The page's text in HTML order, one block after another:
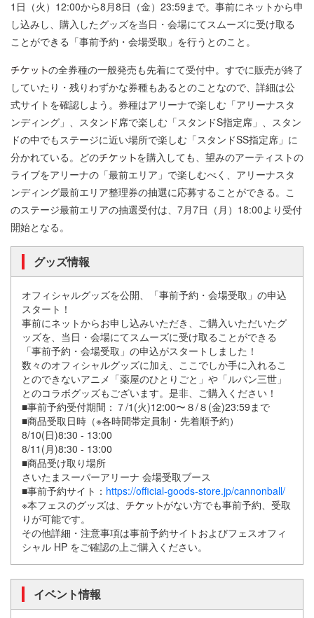
1⽇（⽕）12:00から8⽉8⽇（⾦）23:59まで。事前にネットから申
し込みし、購⼊したグッズを当⽇・会場にてスムーズに受け取る
ことができる「事前予約・会場受取」を⾏うとのこと。
の全券種の⼀般発売も先着にて受付中。すでに販売が終了
していたり・残りわずかな券種もあるとのことなので、詳細は公
式サイトを確認しよう。券種はアリーナで楽しむ「アリーナスタ
ンディング」、スタンド席で楽しむ「スタンドS指定席」、スタン
ドの中でもステージに近い場所で楽しむ「スタンドSS指定席」に
分かれている。どの
を購⼊しても、望みのアーティストの
ライブをアリーナの「最前エリア」で楽しむべく、アリーナスタ
ンディング最前エリア整理券の抽選に応募することができる。こ
のステージ最前エリアの抽選受付は、7⽉7⽇（⽉）18:00より受付
開始となる。
グッズ情報
オフィシャルグッズを公開、「事前予約・会場受取」の申込
スタート！
事前にネットからお申し込みいただき、ご購⼊いただいたグ
ッズを、当⽇・会場にてスムーズに受け取ることができる
「事前予約・会場受取」の申込がスタートしました！
数々のオフィシャルグッズに加え、ここでしか⼿に⼊れるこ
とのできないアニメ「薬屋のひとりごと」や「ルパン三世」
とのコラボグッズもございます。是⾮、ご購⼊ください！
■事前予約受付期間：７/1(⽕)12:00〜８/８(⾦)23:59まで
■商品受取⽇時（※各時間帯定員制・先着順予約）
8/10(⽇)8:30 - 13:00
8/11(⽉)8:30 - 13:00
■商品受け取り場所
さいたまスーパーアリーナ 会場受取ブース
■事前予約サイト： https://official-goods-store.jp/cannonball/
※本フェスのグッズは、
がない⽅でも事前予約、受取
りが可能です。
その他詳細・注意事項は事前予約サイトおよびフェスオフィ
シャル HP をご確認の上ご購⼊ください。
イベント情報